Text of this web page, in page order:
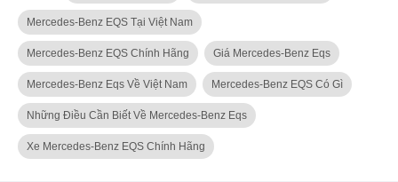
Mercedes-Benz EQS Tại Việt Nam
Mercedes-Benz EQS Chính Hãng Giá Mercedes-Benz Eqs
Mercedes-Benz Eqs Về Việt Nam Mercedes-Benz EQS Có Gì
Những Điều Cần Biết Về Mercedes-Benz Eqs
Xe Mercedes-Benz EQS Chính Hãng